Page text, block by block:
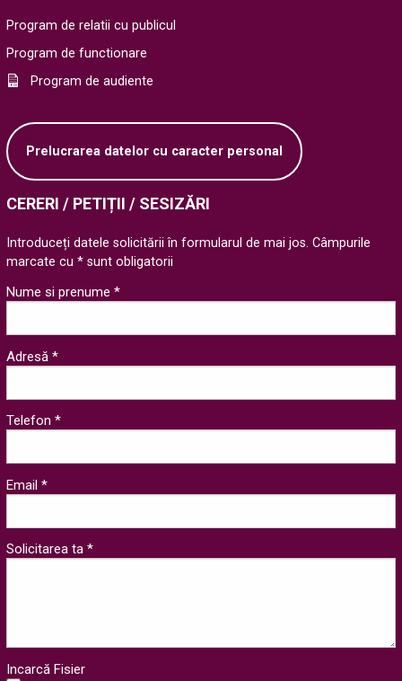
Program de relatii cu publicul
Program de functionare
Program de audiente
Prelucrarea datelor cu caracter personal
CERERI / PETIȚII / SESIZĂRI
Introduceți datele solicitării în formularul de mai jos. Câmpurile
marcate cu * sunt obligatorii
Nume si prenume *
Adresă *
Telefon *
Email *
Solicitarea ta *
Incarcă Fisier